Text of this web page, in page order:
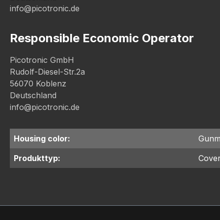
info@picotronic.de
Responsible Economic Operator
Picotronic GmbH
Rudolf-Diesel-Str.2a
56070 Koblenz
Deutschland
info@picotronic.de
Housing color:
Produkttyp: